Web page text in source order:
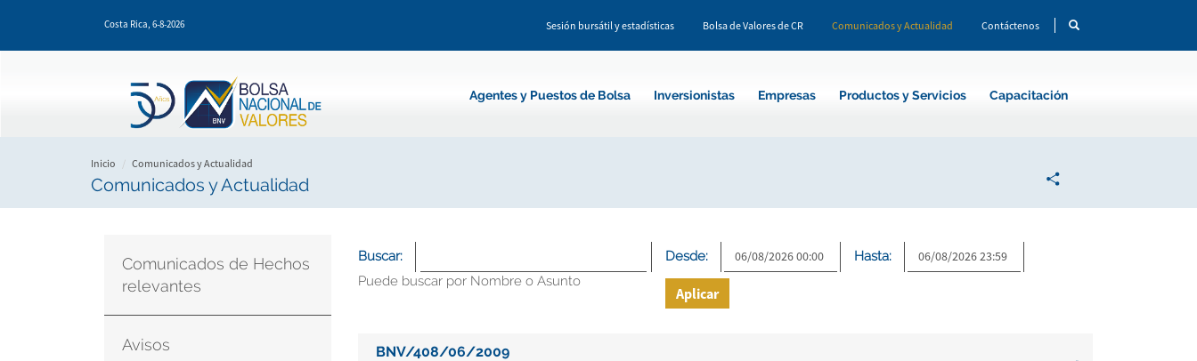
Costa Rica, 6-8-2026 Sesión bursátil y estadísticas Bolsa de Valores de CR Comunicados y Actualidad Contáctenos
Agentes y Puestos de Bolsa Inversionistas Empresas Productos y Servicios Capacitación
Inicio Comunicados y Actualidad
Comunicados y Actualidad
Comunicados de Hechos
relevantes
Avisos
Buscar:
Puede buscar por Nombre o Asunto
Desde: Hasta:
Aplicar
BNV/408/06/2009